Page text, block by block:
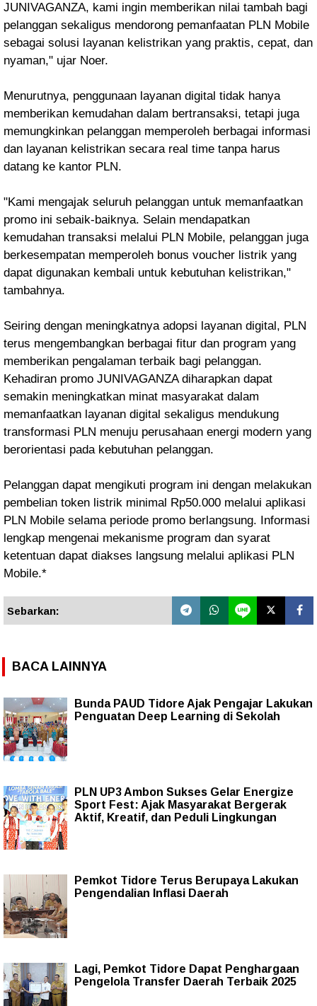
JUNIVAGANZA, kami ingin memberikan nilai tambah bagi
pelanggan sekaligus mendorong pemanfaatan PLN Mobile
sebagai solusi layanan kelistrikan yang praktis, cepat, dan
nyaman," ujar Noer.
Menurutnya, penggunaan layanan digital tidak hanya
memberikan kemudahan dalam bertransaksi, tetapi juga
memungkinkan pelanggan memperoleh berbagai informasi
dan layanan kelistrikan secara real time tanpa harus
datang ke kantor PLN.
"Kami mengajak seluruh pelanggan untuk memanfaatkan
promo ini sebaik-baiknya. Selain mendapatkan
kemudahan transaksi melalui PLN Mobile, pelanggan juga
berkesempatan memperoleh bonus voucher listrik yang
dapat digunakan kembali untuk kebutuhan kelistrikan,"
tambahnya.
Seiring dengan meningkatnya adopsi layanan digital, PLN
terus mengembangkan berbagai fitur dan program yang
memberikan pengalaman terbaik bagi pelanggan.
Kehadiran promo JUNIVAGANZA diharapkan dapat
semakin meningkatkan minat masyarakat dalam
memanfaatkan layanan digital sekaligus mendukung
transformasi PLN menuju perusahaan energi modern yang
berorientasi pada kebutuhan pelanggan.
Pelanggan dapat mengikuti program ini dengan melakukan
pembelian token listrik minimal Rp50.000 melalui aplikasi
PLN Mobile selama periode promo berlangsung. Informasi
lengkap mengenai mekanisme program dan syarat
ketentuan dapat diakses langsung melalui aplikasi PLN
Mobile.*
Sebarkan:
BACA LAINNYA
Bunda PAUD Tidore Ajak Pengajar Lakukan
Penguatan Deep Learning di Sekolah
PLN UP3 Ambon Sukses Gelar Energize
Sport Fest: Ajak Masyarakat Bergerak
Aktif, Kreatif, dan Peduli Lingkungan
Pemkot Tidore Terus Berupaya Lakukan
Pengendalian Inflasi Daerah
Lagi, Pemkot Tidore Dapat Penghargaan
Pengelola Transfer Daerah Terbaik 2025